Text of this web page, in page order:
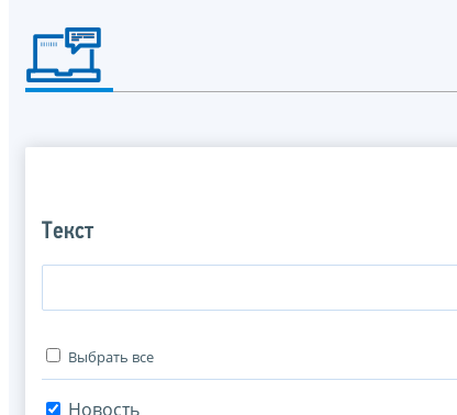
Текст
Выбрать все
Новость